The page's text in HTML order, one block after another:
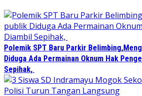
Polemik SPT Baru Parkir
Diduga Ada Permainan Oknum Hak
Sepihak,